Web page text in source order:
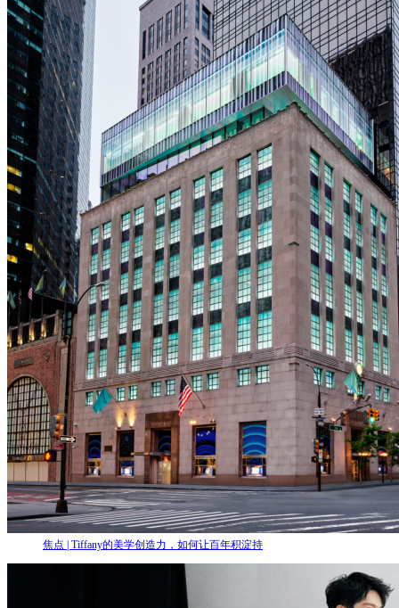
焦点 | Tiffany的美学创造力，如何让百年积淀持